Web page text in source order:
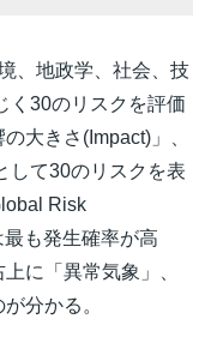
、地政学、社会、技
く30のリスクを評価
大きさ(Impact)」、
して30のリスクを表
Risk
も発生確率が高
に「異常気象」、
分かる。